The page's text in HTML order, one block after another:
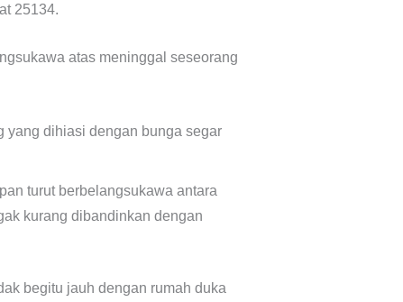
25134.
atas meninggal seseorang
yang dihiasi dengan bunga segar
turut berbelangsukawa antara
kurang dibandinkan dengan
begitu jauh dengan rumah duka